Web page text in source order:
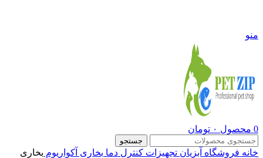
منو
0 محصول ۰ تومان
جستجو
خانه فروشگاه آبزیان تجهیزات کنترل دما بخاری آکواریوم بخاری